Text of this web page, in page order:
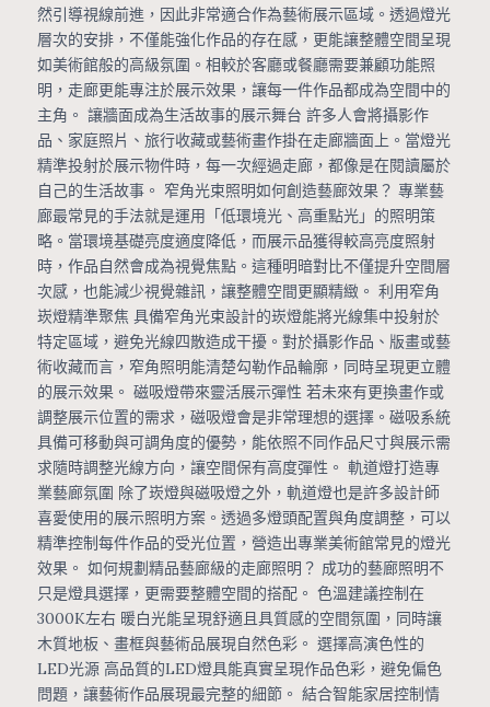
然引導視線前進，因此非常適合作為藝術展示區域。透過燈光
層次的安排，不僅能強化作品的存在感，更能讓整體空間呈現
如美術館般的高級氛圍。相較於客廳或餐廳需要兼顧功能照
明，走廊更能專注於展示效果，讓每一件作品都成為空間中的
主角。 讓牆面成為生活故事的展示舞台 許多人會將攝影作
品、家庭照片、旅行收藏或藝術畫作掛在走廊牆面上。當燈光
精準投射於展示物件時，每一次經過走廊，都像是在閱讀屬於
自己的生活故事。 窄角光束照明如何創造藝廊效果？ 專業藝
廊最常見的手法就是運用「低環境光、高重點光」的照明策
略。當環境基礎亮度適度降低，而展示品獲得較高亮度照射
時，作品自然會成為視覺焦點。這種明暗對比不僅提升空間層
次感，也能減少視覺雜訊，讓整體空間更顯精緻。 利用窄角
崁燈精準聚焦 具備窄角光束設計的崁燈能將光線集中投射於
特定區域，避免光線四散造成干擾。對於攝影作品、版畫或藝
術收藏而言，窄角照明能清楚勾勒作品輪廓，同時呈現更立體
的展示效果。 磁吸燈帶來靈活展示彈性 若未來有更換畫作或
調整展示位置的需求，磁吸燈會是非常理想的選擇。磁吸系統
具備可移動與可調角度的優勢，能依照不同作品尺寸與展示需
求隨時調整光線方向，讓空間保有高度彈性。 軌道燈打造專
業藝廊氛圍 除了崁燈與磁吸燈之外，軌道燈也是許多設計師
喜愛使用的展示照明方案。透過多燈頭配置與角度調整，可以
精準控制每件作品的受光位置，營造出專業美術館常見的燈光
效果。 如何規劃精品藝廊級的走廊照明？ 成功的藝廊照明不
只是燈具選擇，更需要整體空間的搭配。 色溫建議控制在
3000K左右 暖白光能呈現舒適且具質感的空間氛圍，同時讓
木質地板、畫框與藝術品展現自然色彩。 選擇高演色性的
LED光源 高品質的LED燈具能真實呈現作品色彩，避免偏色
問題，讓藝術作品展現最完整的細節。 結合智能家居控制情